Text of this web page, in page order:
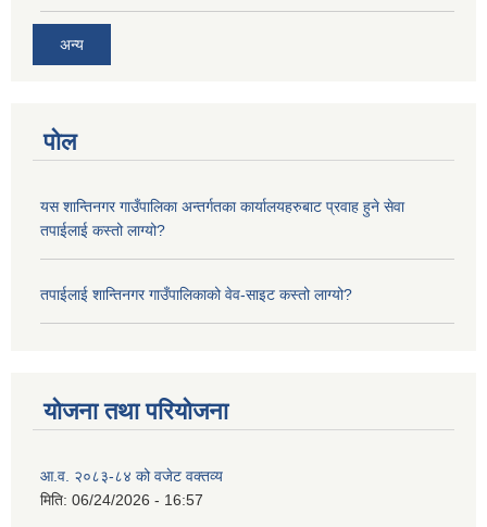
अन्य
पोल
यस शान्तिनगर गाउँपालिका अन्तर्गतका कार्यालयहरुबाट प्रवाह हुने सेवा
तपाईलाई कस्तो लाग्यो?
तपाईलाई शान्तिनगर गाउँपालिकाको वेव-साइट कस्तो लाग्यो?
योजना तथा परियोजना
आ.व. २०८३-८४ को वजेट वक्तव्य
मिति: 06/24/2026 - 16:57